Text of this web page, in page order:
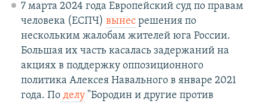
7 марта 2024 года Европейский суд по правам
человека (ЕСПЧ) вынесрешения по
нескольким жалобам жителей юга России.
Большая их часть касалась задержаний на
акциях в поддержку оппозиционного
политика Алексея Навального в январе 2021
года. Поделу"Бородин и другие против